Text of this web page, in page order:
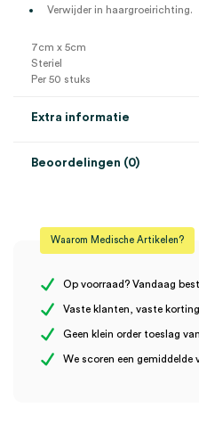
Verwijder in haargroeirichting.
7cm x 5cm
Steriel
Per 50 stuks
Extra informatie
Steriel steriel
Beoordelingen (0)
Er zijn nog geen beoordelingen.
steriel (50)” te beoordelen
Waarom Medische Artikelen?
Op voorraad? Vandaag
Vaste klanten, vaste korting
Geen klein order toeslag
We scoren een gemiddelde